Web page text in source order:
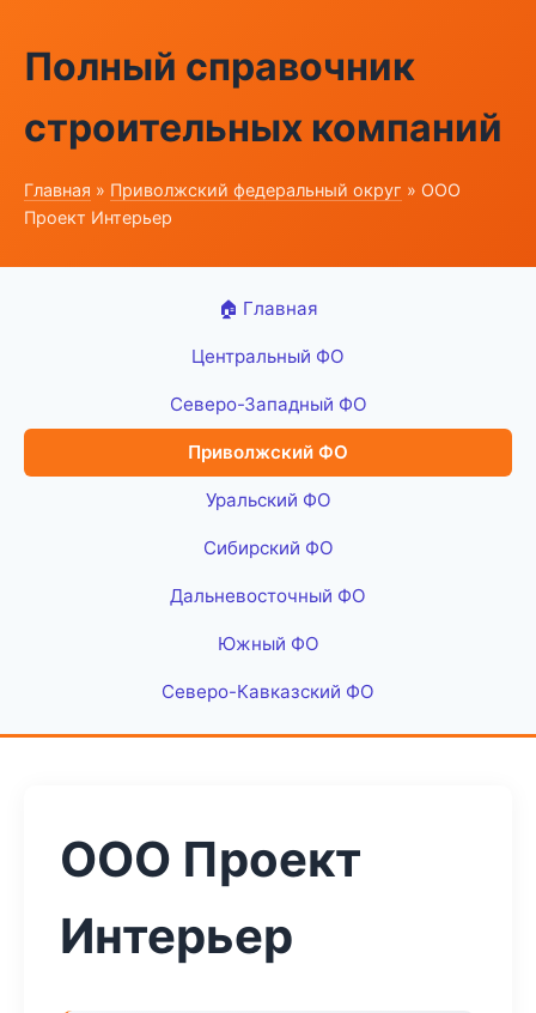
Полный справочник
строительных компаний
Главная » Приволжский федеральный округ » ООО
Проект Интерьер
🏠 Главная
Центральный ФО
Северо-Западный ФО
Приволжский ФО
Уральский ФО
Сибирский ФО
Дальневосточный ФО
Южный ФО
Северо-Кавказский ФО
ООО Проект
Интерьер